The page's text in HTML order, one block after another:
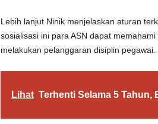
Lebih lanjut Ninik menjelaskan aturan
sosialisasi ini para ASN dapat
melakukan pelanggaran disiplin pegawai.
Lihat Terhenti Selama 5